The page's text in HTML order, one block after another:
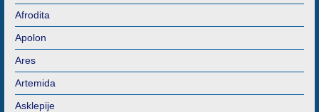
Afrodita
Apolon
Ares
Artemida
Asklepije